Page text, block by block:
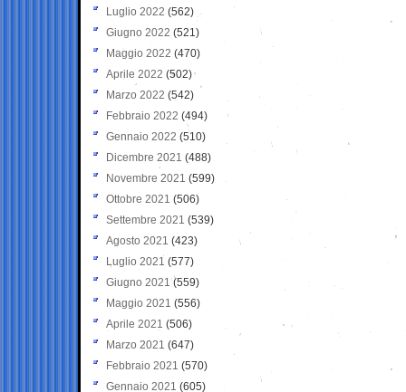
Luglio 2022 (562)
Giugno 2022 (521)
Maggio 2022 (470)
Aprile 2022 (502)
Marzo 2022 (542)
Febbraio 2022 (494)
Gennaio 2022 (510)
Dicembre 2021 (488)
Novembre 2021 (599)
Ottobre 2021 (506)
Settembre 2021 (539)
Agosto 2021 (423)
Luglio 2021 (577)
Giugno 2021(559)
Maggio 2021 (556)
Aprile 2021 (506)
Marzo 2021 (647)
Febbraio 2021 (570)
Gennaio 2021 (605)